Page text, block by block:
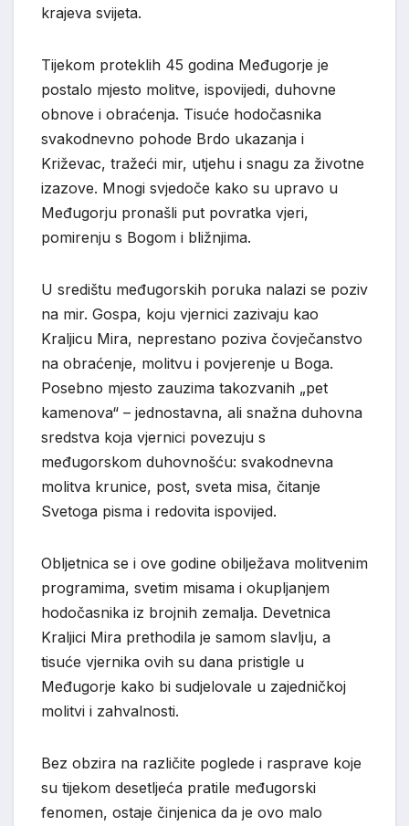
krajeva svijeta.
Tijekom proteklih 45 godina Međugorje je
postalo mjesto molitve, ispovijedi, duhovne
obnove i obraćenja. Tisuće hodočasnika
svakodnevno pohode Brdo ukazanja i
Križevac, tražeći mir, utjehu i snagu za životne
izazove. Mnogi svjedoče kako su upravo u
Međugorju pronašli put povratka vjeri,
pomirenju s Bogom i bližnjima.
U središtu međugorskih poruka nalazi se poziv
na mir. Gospa, koju vjernici zazivaju kao
Kraljicu Mira, neprestano poziva čovječanstvo
na obraćenje, molitvu i povjerenje u Boga.
Posebno mjesto zauzima takozvanih „pet
kamenova“ – jednostavna, ali snažna duhovna
sredstva koja vjernici povezuju s
međugorskom duhovnošću: svakodnevna
molitva krunice, post, sveta misa, čitanje
Svetoga pisma i redovita ispovijed.
Obljetnica se i ove godine obilježava molitvenim
programima, svetim misama i okupljanjem
hodočasnika iz brojnih zemalja. Devetnica
Kraljici Mira prethodila je samom slavlju, a
tisuće vjernika ovih su dana pristigle u
Međugorje kako bi sudjelovale u zajedničkoj
molitvi i zahvalnosti.
Bez obzira na različite poglede i rasprave koje
su tijekom desetljeća pratile međugorski
fenomen, ostaje činjenica da je ovo malo